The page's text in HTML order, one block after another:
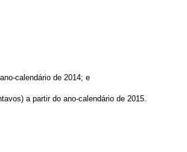
calendário de 2014; e
a partir do ano-calendário de 2015.